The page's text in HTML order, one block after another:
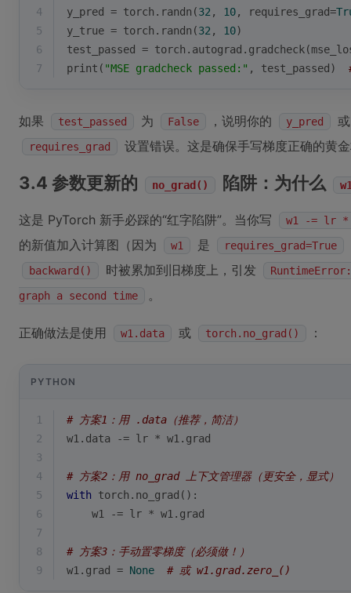
4
y_pred = torch.randn(32 , 10, requires_grad=
5
y_true = torch.randn(32 , 10)
6
test_passed =
7
print ( "MSE gradcheck passed:" , test_passed)
如果 test_passed 为 False ，说明你的 y_pred
requires_grad 设置错误。这是确保手写梯度正确的黄
3.4 参数更新的 no_grad() 陷阱：为什么
这是 PyTorch 新手必踩的“红字陷阱”。当你写 w1 -= lr *
的新值加入计算图（因为 w1 是 requires_grad=True
backward() 时被累加到旧梯度上，引发
graph a second time
。
正确做法是使用 w1.data 或 torch.no_grad() ：
PYTHON
1
# 方案1：用 .data（推荐，简洁）
2
w1.data -= lr * w1.grad
3
4
# 方案2：用 no_grad 上下文管理器（更安全，显式）
5
with torch.no_grad():
6
    w1 -= lr * w1.grad
7
8
# 方案3：手动置零梯度（必须做！）
9
w1.grad = None # 或 w1.grad.zero_()